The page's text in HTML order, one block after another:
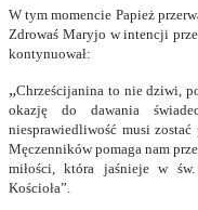
W tym momencie Papież
Zdrowaś Maryjo w intencji
kontynuował:
„Chrześcijanina to nie dziwi,
okazję do dawania
niesprawiedliwość musi
Męczenników pomaga nam
miłości, która jaśnieje w
Kościoła”.